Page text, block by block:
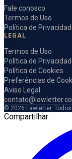
Fale conosco
Termos de Uso
Política de
LEGAL
Termos de Uso
Política de
Política de Cookies
Preferências de
Aviso Legal
© 2026 Lawletter.
Compartilhar